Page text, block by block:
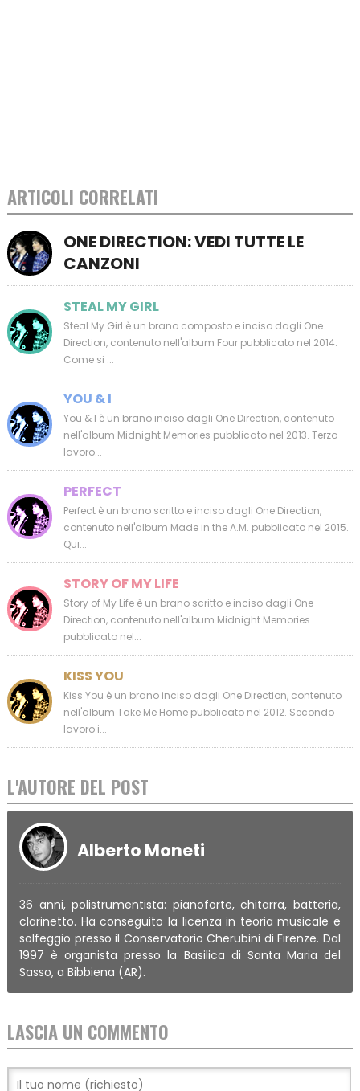
ARTICOLI CORRELATI
ONE DIRECTION: VEDI TUTTE LE
CANZONI
STEAL MY GIRL
Steal My Girl è un brano composto e inciso dagli One
Direction, contenuto nell'album Four pubblicato nel 2014.
Come si ...
YOU & I
You & I è un brano inciso dagli One Direction, contenuto
nell'album Midnight Memories pubblicato nel 2013. Terzo
lavoro...
PERFECT
Perfect è un brano scritto e inciso dagli One Direction,
contenuto nell'album Made in the A.M. pubblicato nel 2015.
Qui...
STORY OF MY LIFE
Story of My Life è un brano scritto e inciso dagli One
Direction, contenuto nell'album Midnight Memories
pubblicato nel...
KISS YOU
Kiss You è un brano inciso dagli One Direction, contenuto
nell'album Take Me Home pubblicato nel 2012. Secondo
lavoro i...
L'AUTORE DEL POST
Alberto Moneti
36 anni, polistrumentista: pianoforte, chitarra, batteria,
clarinetto. Ha conseguito la licenza in teoria musicale e
solfeggio presso il Conservatorio Cherubini di Firenze. Dal
1997 è organista presso la Basilica di Santa Maria del
Sasso, a Bibbiena (AR).
LASCIA UN COMMENTO